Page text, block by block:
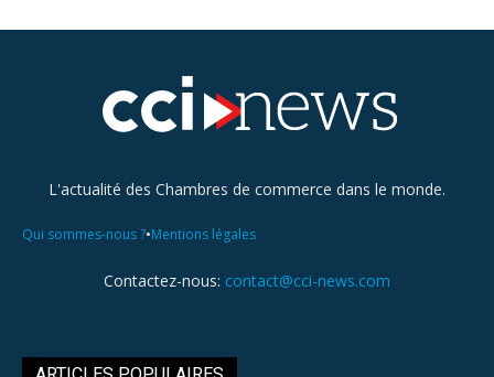
L'actualité des Chambres de commerce dans le monde.
Qui sommes-nous ?•Mentions légales
Contactez-nous: contact@cci-news.com